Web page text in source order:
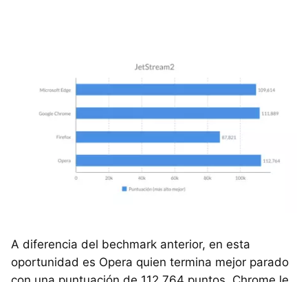
A diferencia del bechmark anterior, en esta
oportunidad es Opera quien termina mejor parado